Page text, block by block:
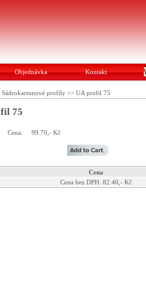
Objednávka Kontakt
Sádrokartonové profily>> UA profil 75
75
Cena: 99.70,- Kč
Cena
Cena bez DPH: 82.40,- Kč